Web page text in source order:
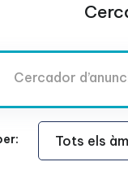
Àmbit Funcional